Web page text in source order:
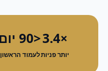
×3.4
יותר פניות
<90 יום
לעמוד הראשון